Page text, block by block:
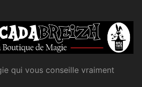
qui vous conseille vraiment